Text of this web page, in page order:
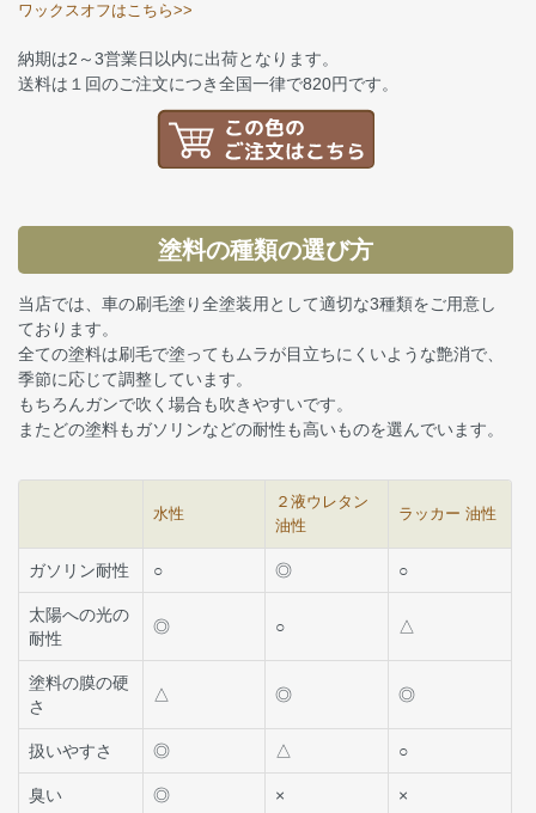
ワックスオフはこちら>>
納期は2～3営業日以内に出荷となります。
送料は１回のご注文につき全国一律で820円です。
塗料の種類の選び方
当店では、車の刷毛塗り全塗装用として適切な3種類をご用意し
ております。
全ての塗料は刷毛で塗ってもムラが目立ちにくいような艶消で、
季節に応じて調整しています。
もちろんガンで吹く場合も吹きやすいです。
またどの塗料もガソリンなどの耐性も高いものを選んでいます。
水性
２液ウレタン
油性
ラッカー 油性
ガソリン耐性 ○ ◎ ○
太陽への光の
耐性
◎ ○ △
塗料の膜の硬
さ
△ ◎ ◎
扱いやすさ ◎ △ ○
臭い ◎ × ×